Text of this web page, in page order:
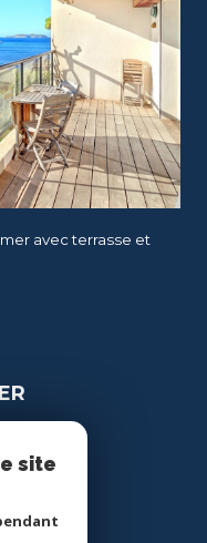
avec terrasse et
site